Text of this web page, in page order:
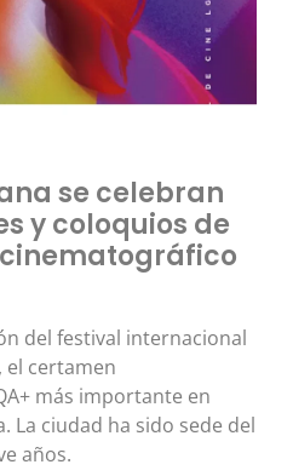
se celebran
y coloquios de
del festival internacional
, el certamen
más importante en
La ciudad ha sido sede del
años.